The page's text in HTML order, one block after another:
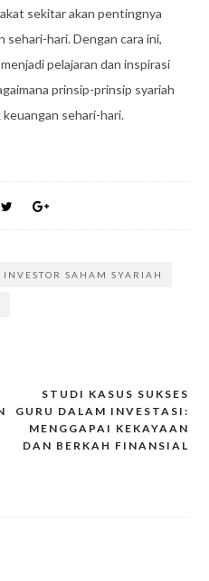
sekitar akan pentingnya
sehari-hari. Dengan cara ini,
pelajaran dan inspirasi
prinsip-prinsip syariah
sehari-hari.
SAHAM SYARIAH
STUDI KASUS SUKSES
GURU DALAM INVESTASI:
MENGGAPAI KEKAYAAN
DAN BERKAH FINANSIAL